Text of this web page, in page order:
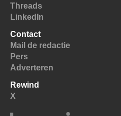
Threads
LinkedIn
Contact
Mail de redactie
Pers
Adverteren
Rewind
X